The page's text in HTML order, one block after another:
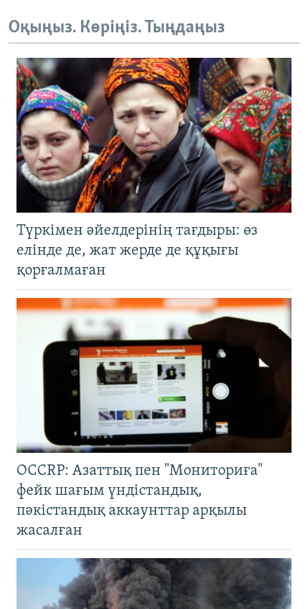
Оқыңыз. Көріңіз. Тыңдаңыз
Түркімен әйелдерінің тағдыры: өз
елінде де, жат жерде де құқығы
қорғалмаған
OCCRP: Азаттық пен "Мониториға"
фейк шағым үндістандық,
пәкістандық аккаунттар арқылы
жасалған